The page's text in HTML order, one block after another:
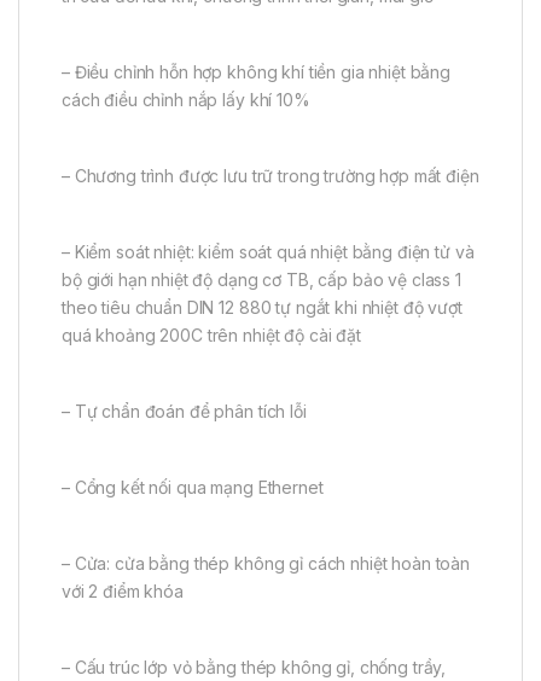
– Điều chỉnh hỗn hợp không khí tiền gia nhiệt bằng
cách điều chỉnh nắp lấy khí 10%
– Chương trình được lưu trữ trong trường hợp mất điện
– Kiểm soát nhiệt: kiểm soát quá nhiệt bằng điện tử và
bộ giới hạn nhiệt độ dạng cơ TB, cấp bảo vệ class 1
theo tiêu chuẩn DIN 12 880 tự ngắt khi nhiệt độ vượt
quá khoảng 200C trên nhiệt độ cài đặt
– Tự chẩn đoán để phân tích lỗi
– Cổng kết nối qua mạng Ethernet
– Cửa: cửa bằng thép không gỉ cách nhiệt hoàn toàn
với 2 điểm khóa
– Cấu trúc lớp vỏ bằng thép không gỉ, chống trầy,